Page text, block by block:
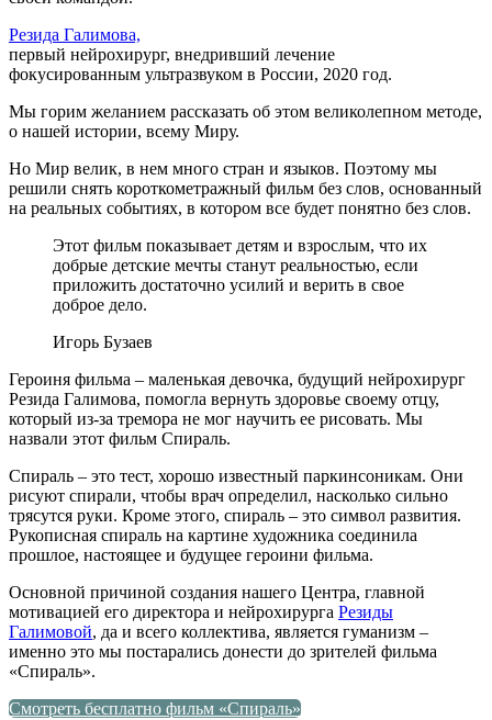
Резида Галимова,
первый нейрохирург, внедривший лечение
фокусированным ультразвуком в России, 2020 год.
Мы горим желанием рассказать об этом великолепном методе,
о нашей истории, всему Миру.
Но Мир велик, в нем много стран и языков. Поэтому мы
решили снять короткометражный фильм без слов, основанный
на реальных событиях, в котором все будет понятно без слов.
Этот фильм показывает детям и взрослым, что их
добрые детские мечты станут реальностью, если
приложить достаточно усилий и верить в свое
доброе дело.
Игорь Бузаев
Героиня фильма – маленькая девочка, будущий нейрохирург
Резида Галимова, помогла вернуть здоровье своему отцу,
который из-за тремора не мог научить ее рисовать. Мы
назвали этот фильм Спираль.
Спираль – это тест, хорошо известный паркинсоникам. Они
рисуют спирали, чтобы врач определил, насколько сильно
трясутся руки. Кроме этого, спираль – это символ развития.
Рукописная спираль на картине художника соединила
прошлое, настоящее и будущее героини фильма.
Основной причиной создания нашего Центра, главной
мотивацией его директора и нейрохирурга Резиды
Галимовой, да и всего коллектива, является гуманизм –
именно это мы постарались донести до зрителей фильма
«Спираль».
Смотреть бесплатно фильм «Спираль»